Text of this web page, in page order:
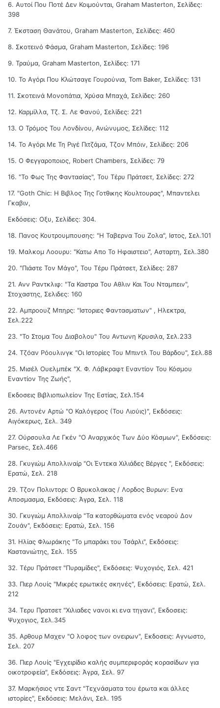
6. Αυτοί Που Ποτέ Δεν Κοιμούνται, Graham Masterton, Σελίδες:
398
7. Έκσταση Θανάτου, Graham Masterton, Σελίδες: 460
8. Σκοτεινό Φάσμα, Graham Masterton, Σελίδες: 196
9. Τραύμα, Graham Masterton, Σελίδες: 171
10. Το Αγόρι Που Κλώτσαγε Γουρούνια, Tom Baker, Σελίδες: 131
11. Σκοτεινά Μονοπάτια, Χρύσα Μπαχά, Σελίδες: 260
12. Καρμίλλα, Τζ. Σ. Λε Φανού, Σελίδες: 221
13. Ο Τρόμος Του Λονδίνου, Ανώνυμος, Σελίδες: 112
14. To Αγόρι Με Τη Ριγέ Πιτζάμα, Τζον Μπόιν, Σελίδες: 206
15. Ο Φεγγαροποιος, Robert Chambers, Σελίδες: 79
16. "Το Φως Της Φαντασίας", Του Τέρυ Πράτσετ, Σελίδες: 272
17. "Goth Chic: Η Βιβλος Της Γοτθικης Κουλτουρας", Μπαντελει
Γκαβιν,
Εκδόσεις: Οξυ, Σελίδες: 304.
18. Πανος Κουτρουμπουσης: "Η Ταβερνα Του Ζολα", Ιστος, Σελ.101
19. Μαλκομ Λοουρυ: "Κατω Απο Το Ηφαιστειο", Ασταρτη, Σελ.380
20. "Πιάστε Τον Μάγο", Του Τέρυ Πράτσετ, Σελίδες: 287
21. Ανν Ραντκλιφ: "Τα Καστρα Του Αθλιν Και Του Νταμπειν",
Στοχαστης, Σελιδες: 160
22. Αμπροουζ Μπηρς: "Ιστοριες Φαντασματων" , Ηλεκτρα,
Σελ.222
23. "Το Στομα Του Διαβολου" Του Αντωνη Κρυσιλα, Σελ.233
24. Τζόαν Ρόουλινγκ "Οι Ιστορίες Του Μπιντλ Του Βάρδου", Σελ.88
25. Μισέλ Ουελμπέκ "Χ. Φ. Λάβκραφτ Εναντίον Του Κόσμου
Εναντίον Της Ζωής",
Εκδοσεις Βιβλιοπωλείον Της Εστίας, Σελ.154
26. Αντονέν Αρτώ "Ο Καλόγερος (Του Λιούις)", Εκδόσεις:
Αιγόκερως, Σελ. 349
27. Ούρσουλα Λε Γκέν "Ο Αναρχικός Των Δύο Κόσμων", Εκδόσεις:
Parsec, Σελ.466
28. Γκυγιώμ Απολλιναίρ "Οι Έντεκα Χιλιάδες Βέργες ", Εκδόσεις:
Ερατώ, Σελ. 218
29. Τζον Πολιντορι: Ο Βρυκολακας / Λορδος Βυρων: Ενα
Αποσμασμα, Εκδόσεις: Άγρα, Σελ. 118
30. Γκυγιώμ Απολλιναίρ "Τα κατορθώματα ενός νεαρού Δον
Ζουάν", Εκδόσεις: Ερατώ, Σελ. 156
31. Ηλίας Φλωράκης "Το μπαράκι του Τσάρλι", Εκδόσεις:
Καστανιώτης, Σελ. 155
32. Τέρυ Πράτσετ "Πυραμίδες", Εκδόσεις: Ψυχογιός, Σελ. 421
33. Πιερ Λουίς "Μικρές ερωτικές σκηνές", Εκδόσεις: Ερατώ, Σελ.
212
34. Τερυ Πρατσετ "Χιλιαδες νανοι κι ενα τηγανι", Εκδοσεις:
Ψυχογιος, Σελ.345
35. Αρθουρ Μαχεν "Ο λοφος των ονειρων", Εκδοσεις: Αγνωστο,
Σελ. 207
36. Πιερ Λουίς "Εγχειρίδιο καλής συμπεριφοράς κορασίδων για
οικοτροφεία", Εκδόσεις: Άγρα, Σελ. 97
37. Μαρκήσιος ντε Σαντ "Τεχνάσματα του έρωτα και άλλες
ιστορίες", Εκδόσεις: Μελάνι, Σελ. 195